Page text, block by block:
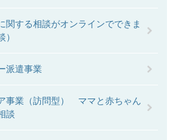
関する相談がオンラインでできま
派遣事業
事業（訪問型） ママと赤ちゃん
談